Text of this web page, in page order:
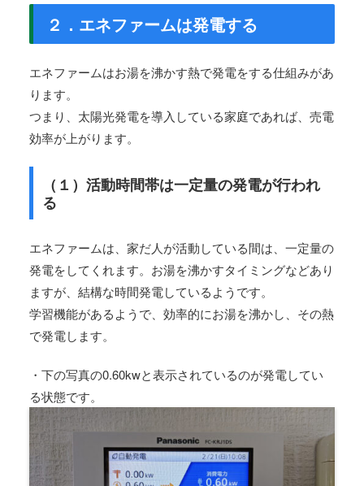
２．エネファームは発電する
エネファームはお湯を沸かす熱で発電をする仕組みがあ
ります。
つまり、太陽光発電を導入している家庭であれば、売電
効率が上がります。
（１）活動時間帯は一定量の発電が行われ
る
エネファームは、家だ人が活動している間は、一定量の
発電をしてくれます。お湯を沸かすタイミングなどあり
ますが、結構な時間発電しているようです。
学習機能があるようで、効率的にお湯を沸かし、その熱
で発電します。
・下の写真の0.60kwと表示されているのが発電してい
る状態です。